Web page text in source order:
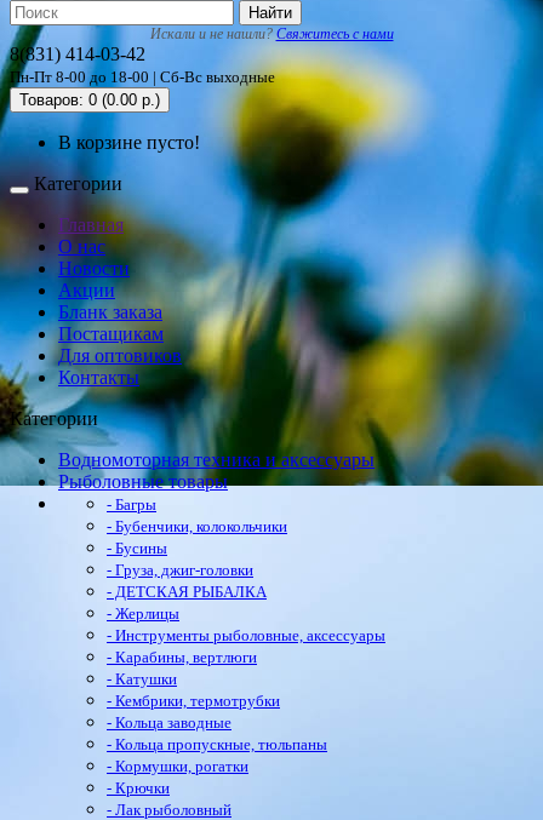
Найти
Искали и не нашли?Свяжитесь с нами
8(831) 414-03-42
Пн-Пт 8-00 до 18-00 | Сб-Вс выходные
Товаров: 0 (0.00 р.)
В корзине пусто!
Категории
Главная
О нас
Новости
Акции
Бланк заказа
Постащикам
Для оптовиков
Контакты
Категории
Водномоторная техника и аксессуары
Рыболовные товары
- Багры
- Бубенчики, колокольчики
- Бусины
- Груза, джиг-головки
- ДЕТСКАЯ РЫБАЛКА
- Жерлицы
- Инструменты рыболовные, аксессуары
- Карабины, вертлюги
- Катушки
- Кембрики, термотрубки
- Кольца заводные
- Кольца пропускные, тюльпаны
- Кормушки, рогатки
- Крючки
- Лак рыболовный